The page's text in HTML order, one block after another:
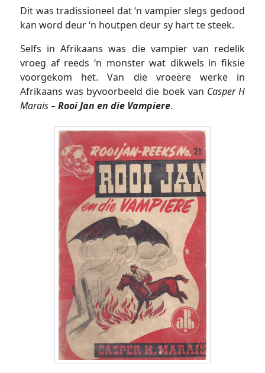
Dit was tradissioneel dat ‘n vampier slegs gedood
kan word deur ‘n houtpen deur sy hart te steek.
Selfs in Afrikaans was die vampier van redelik
vroeg af reeds ‘n monster wat dikwels in fiksie
voorgekom het. Van die vroeëre werke in
Afrikaans was byvoorbeeld die boek van Casper H
Marais–Rooi Jan en die Vampiere.